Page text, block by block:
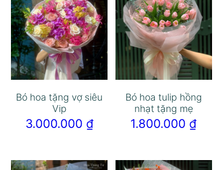
Bó hoa tặng vợ siêu
Vip
3.000.000 ₫
Bó hoa tulip hồng
nhạt tặng mẹ
1.800.000 ₫